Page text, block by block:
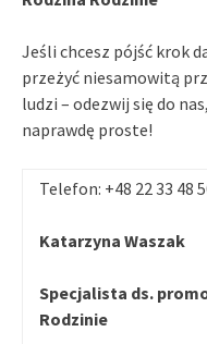
Jeśli chcesz pójść krok
przeżyć niesamowitą
ludzi – odezwij się do
naprawdę proste!
Telefon: +48 22 33 48
Katarzyna Waszak
Specjalista ds.
Rodzinie